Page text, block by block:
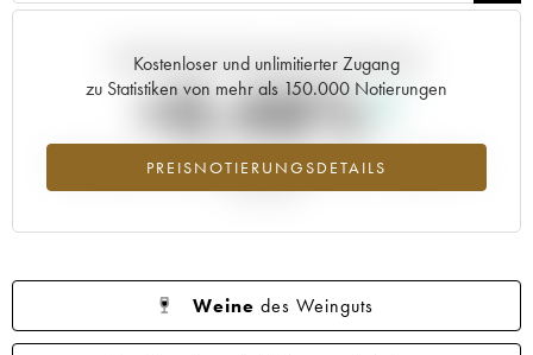
Kostenloser und unlimitierter Zugang
zu Statistiken von mehr als 150.000 Notierungen
PREISNOTIERUNGSDETAILS
Aktuelle Entwicklung der Preisnotierung
+0.48%
Preisanstiegs des Jahrgangs 2006 im Jahr 2026 im Vergleich zum
Weine des Weinguts